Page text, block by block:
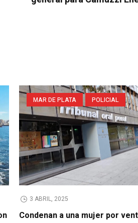
MAR DE PLATA POLICIAL
3 ABRIL, 2025
Condenan a una mujer por